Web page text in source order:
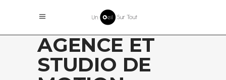
AGENCE ET
STUDIO DE